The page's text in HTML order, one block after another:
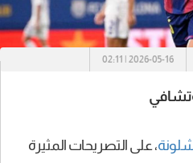
2026-05-16 | 02:11
، على التصريحات المثيرة